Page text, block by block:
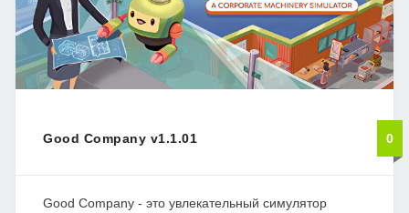
Good Company v1.1.01 0
Good Company - это увлекательный симулятор